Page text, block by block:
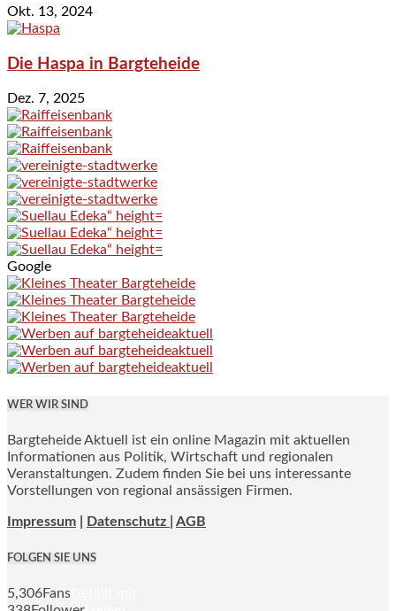
Okt. 13, 2024
Die Haspa in Bargteheide
Dez. 7, 2025
Google
WER WIR SIND
Bargteheide Aktuell ist ein online Magazin mit aktuellen
Informationen aus Politik, Wirtschaft und regionalen
Veranstaltungen. Zudem finden Sie bei uns interessante
Vorstellungen von regional ansässigen Firmen.
Impressum Datenschutz | AGB
FOLGEN SIE UNS
5,306Fans